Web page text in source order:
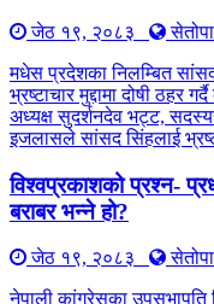
जेठ १९, २०८३
मधेस प्रदेशका निलम्बित
भ्रष्टाचार मुद्दामा दोषी
अध्यक्ष सुदर्शनदेव भट्ट,
इजलासले सांसद सिंहलाई
विश्वप्रकाशको प्रश्न-
बराबर भन्ने हो?
जेठ १९, २०८३
नेपाली कांग्रेसका उपसभापति